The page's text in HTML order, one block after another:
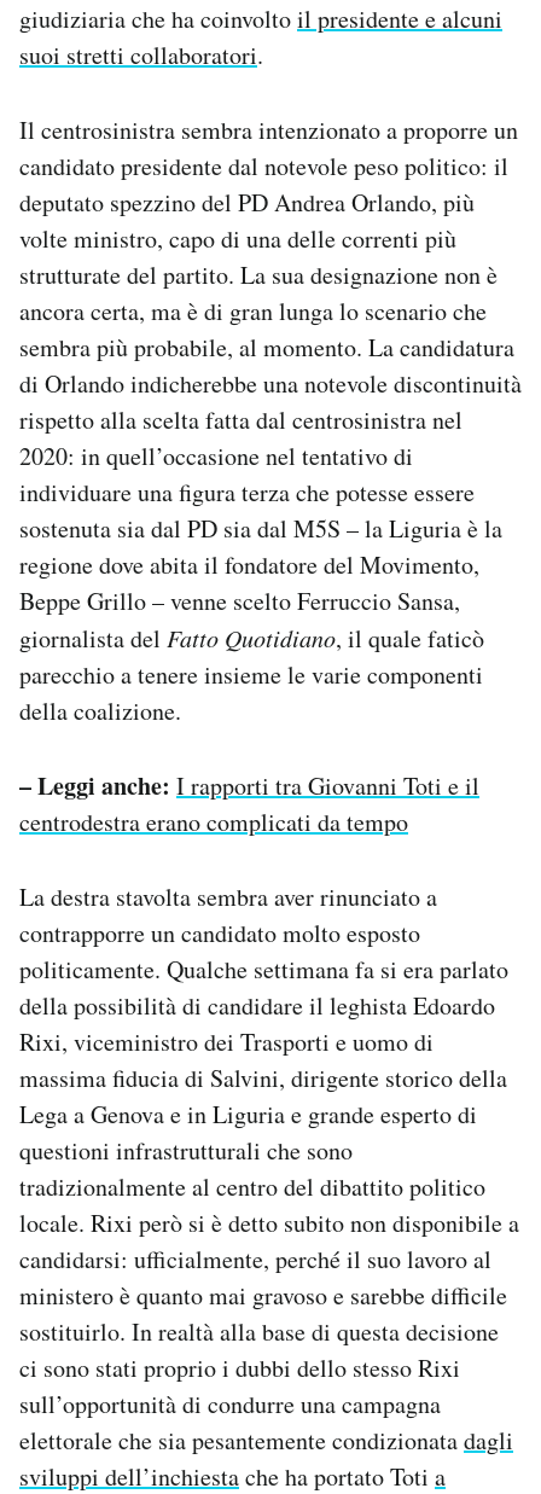
giudiziaria che ha coinvoltoil presidente e alcuni
suoi stretti collaboratori.
Il centrosinistra sembra intenzionato a proporre un
candidato presidente dal notevole peso politico: il
deputato spezzino del PD Andrea Orlando, più
volte ministro, capo di una delle correnti più
strutturate del partito. La sua designazione non è
ancora certa, ma è di gran lunga lo scenario che
sembra più probabile, al momento. La candidatura
di Orlando indicherebbe una notevole discontinuità
rispetto alla scelta fatta dal centrosinistra nel
2020: in quell’occasione nel tentativo di
individuare una figura terza che potesse essere
sostenuta sia dal PD sia dal M5S – la Liguria è la
regione dove abita il fondatore del Movimento,
Beppe Grillo – venne scelto Ferruccio Sansa,
giornalista del Fatto Quotidiano, il quale faticò
parecchio a tenere insieme le varie componenti
della coalizione.
– Leggi anche: I rapporti tra Giovanni Toti e il
centrodestra erano complicati da tempo
La destra stavolta sembra aver rinunciato a
contrapporre un candidato molto esposto
politicamente. Qualche settimana fa si era parlato
della possibilità di candidare il leghista Edoardo
Rixi, viceministro dei Trasporti e uomo di
massima fiducia di Salvini, dirigente storico della
Lega a Genova e in Liguria e grande esperto di
questioni infrastrutturali che sono
tradizionalmente al centro del dibattito politico
locale. Rixi però si è detto subito non disponibile a
candidarsi: ufficialmente, perché il suo lavoro al
ministero è quanto mai gravoso e sarebbe difficile
sostituirlo. In realtà alla base di questa decisione
ci sono stati proprio i dubbi dello stesso Rixi
sull’opportunità di condurre una campagna
elettorale che sia pesantemente condizionatadagli
sviluppi dell’inchiestache ha portato Toti a